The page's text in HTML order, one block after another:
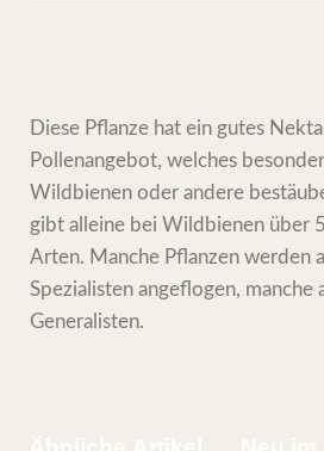
Diese Pflanze hat ein gutes
Pollenangebot, welches
Wildbienen oder andere
gibt alleine bei Wildbienen über
Arten. Manche Pflanzen werden
Spezialisten angeflogen, manche
Generalisten.